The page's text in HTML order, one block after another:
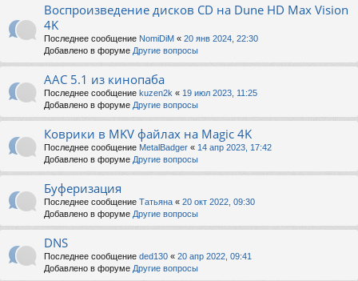
Воспроизведение дисков CD на Dune HD Max Vision
4K
Последнее сообщение NomiDiM « 20 янв 2024, 22:30
Добавлено в форуме Другие вопросы
AAC 5.1 из кинопаба
Последнее сообщение kuzen2k « 19 июл 2023, 11:25
Добавлено в форуме Другие вопросы
Коврики в MKV файлах на Magic 4K
Последнее сообщение MetalBadger « 14 апр 2023, 17:42
Добавлено в форуме Другие вопросы
Буферизация
Последнее сообщение Татьяна « 20 окт 2022, 09:30
Добавлено в форуме Другие вопросы
DNS
Последнее сообщение ded130 « 20 апр 2022, 09:41
Добавлено в форуме Другие вопросы